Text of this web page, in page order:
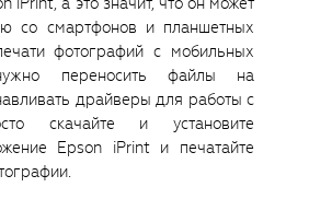
со смартфонов и планшетных
фотографий с мобильных
переносить файлы на
драйверы для работы с
скачайте и установите
Epson iPrint и печатайте